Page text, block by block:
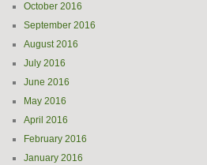
October 2016
September 2016
August 2016
July 2016
June 2016
May 2016
April 2016
February 2016
January 2016